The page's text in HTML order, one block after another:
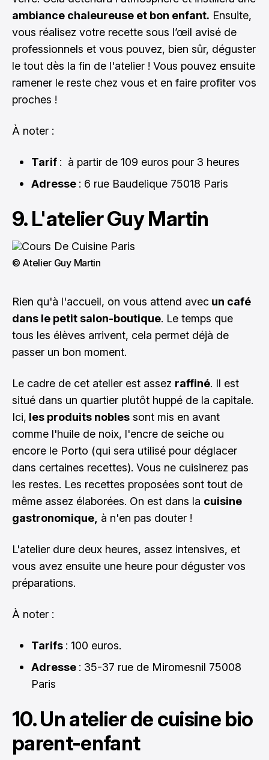
ambiance chaleureuse et bon enfant. Ensuite,
vous réalisez votre recette sous l’œil avisé de
professionnels et vous pouvez, bien sûr, déguster
le tout dès la fin de l'atelier ! Vous pouvez ensuite
ramener le reste chez vous et en faire profiter vos
proches !
À noter :
Tarif : à partir de 109 euros pour 3 heures
Adresse : 6 rue Baudelique 75018 Paris
9. L'atelier Guy Martin
© Atelier Guy Martin
Rien qu'à l'accueil, on vous attend avec un café
dans le petit salon-boutique. Le temps que
tous les élèves arrivent, cela permet déjà de
passer un bon moment.
Le cadre de cet atelier est assez raffiné. Il est
situé dans un quartier plutôt huppé de la capitale.
Ici, les produits nobles sont mis en avant
comme l'huile de noix, l'encre de seiche ou
encore le Porto (qui sera utilisé pour déglacer
dans certaines recettes). Vous ne cuisinerez pas
les restes. Les recettes proposées sont tout de
même assez élaborées. On est dans la cuisine
gastronomique, à n'en pas douter !
L'atelier dure deux heures, assez intensives, et
vous avez ensuite une heure pour déguster vos
préparations.
À noter :
Tarifs : 100 euros.
Adresse : 35-37 rue de Miromesnil 75008
Paris
10. Un atelier de cuisine bio
parent-enfant